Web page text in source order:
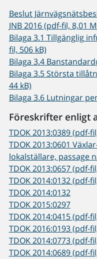
Beslut
JNB 2016 (pdf-fil, 8,01
Bilaga 3.1 Tillgänglig
fil, 506 kB)
Bilaga 3.4
Bilaga 3.5 Största
44 kB)
Bilaga 3.6 Lutningar
Föreskrifter enligt
TDOK 2013:0389 (pdf-
TDOK 2013:0601
lokalställare, passage
TDOK 2013:0657 (pdf-
TDOK 2014:0132 (pdf-
TDOK 2014:0132
TDOK 2015:0297
TDOK 2014:0415 (pdf-
TDOK 2016:0193 (pdf-
TDOK 2014:0773 (pdf-
TDOK 2014:0689 (pdf-